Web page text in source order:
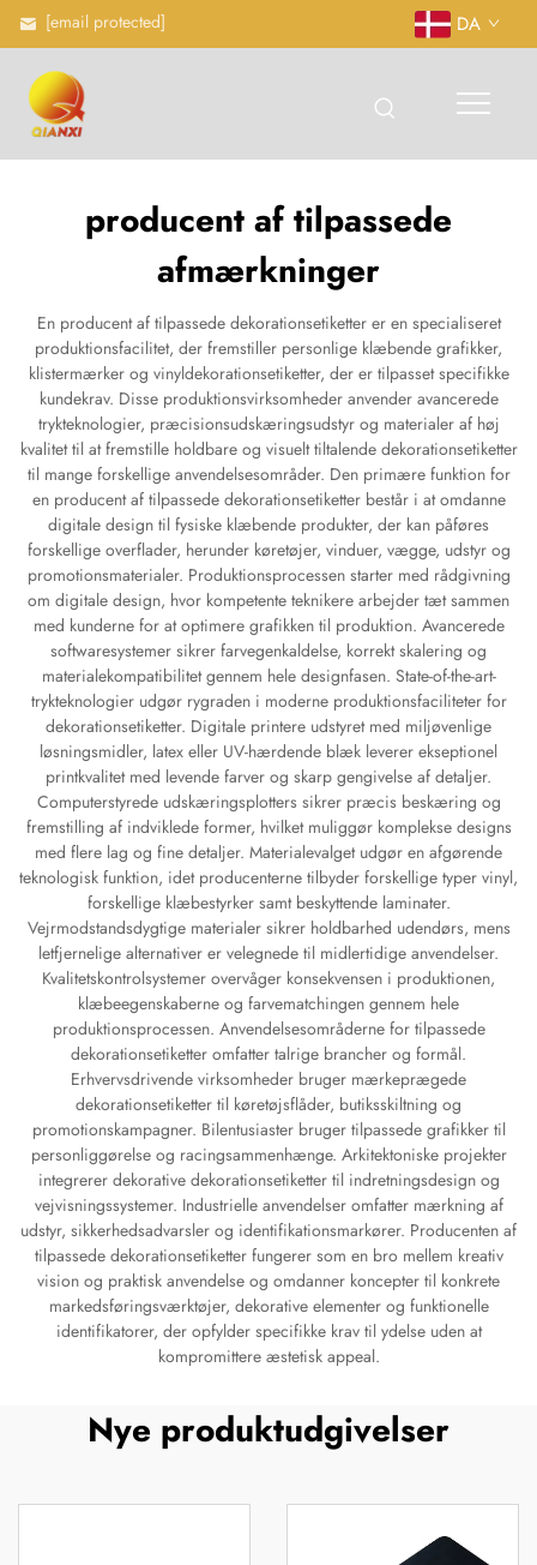
[email protected] DA
producent af tilpassede
afmærkninger
En producent af tilpassede dekorationsetiketter er en specialiseret
produktionsfacilitet, der fremstiller personlige klæbende grafikker,
klistermærker og vinyldekorationsetiketter, der er tilpasset specifikke
kundekrav. Disse produktionsvirksomheder anvender avancerede
trykteknologier, præcisionsudskæringsudstyr og materialer af høj
kvalitet til at fremstille holdbare og visuelt tiltalende dekorationsetiketter
til mange forskellige anvendelsesområder. Den primære funktion for
en producent af tilpassede dekorationsetiketter består i at omdanne
digitale design til fysiske klæbende produkter, der kan påføres
forskellige overflader, herunder køretøjer, vinduer, vægge, udstyr og
promotionsmaterialer. Produktionsprocessen starter med rådgivning
om digitale design, hvor kompetente teknikere arbejder tæt sammen
med kunderne for at optimere grafikken til produktion. Avancerede
softwaresystemer sikrer farvegenkaldelse, korrekt skalering og
materialekompatibilitet gennem hele designfasen. State-of-the-art-
trykteknologier udgør rygraden i moderne produktionsfaciliteter for
dekorationsetiketter. Digitale printere udstyret med miljøvenlige
løsningsmidler, latex eller UV-hærdende blæk leverer ekseptionel
printkvalitet med levende farver og skarp gengivelse af detaljer.
Computerstyrede udskæringsplotters sikrer præcis beskæring og
fremstilling af indviklede former, hvilket muliggør komplekse designs
med flere lag og fine detaljer. Materialevalget udgør en afgørende
teknologisk funktion, idet producenterne tilbyder forskellige typer vinyl,
forskellige klæbestyrker samt beskyttende laminater.
Vejrmodstandsdygtige materialer sikrer holdbarhed udendørs, mens
letfjernelige alternativer er velegnede til midlertidige anvendelser.
Kvalitetskontrolsystemer overvåger konsekvensen i produktionen,
klæbeegenskaberne og farvematchingen gennem hele
produktionsprocessen. Anvendelsesområderne for tilpassede
dekorationsetiketter omfatter talrige brancher og formål.
Erhvervsdrivende virksomheder bruger mærkeprægede
dekorationsetiketter til køretøjsflåder, butiksskiltning og
promotionskampagner. Bilentusiaster bruger tilpassede grafikker til
personliggørelse og racingsammenhænge. Arkitektoniske projekter
integrerer dekorative dekorationsetiketter til indretningsdesign og
vejvisningssystemer. Industrielle anvendelser omfatter mærkning af
udstyr, sikkerhedsadvarsler og identifikationsmarkører. Producenten af
tilpassede dekorationsetiketter fungerer som en bro mellem kreativ
vision og praktisk anvendelse og omdanner koncepter til konkrete
markedsføringsværktøjer, dekorative elementer og funktionelle
identifikatorer, der opfylder specifikke krav til ydelse uden at
kompromittere æstetisk appeal.
Nye produktudgivelser